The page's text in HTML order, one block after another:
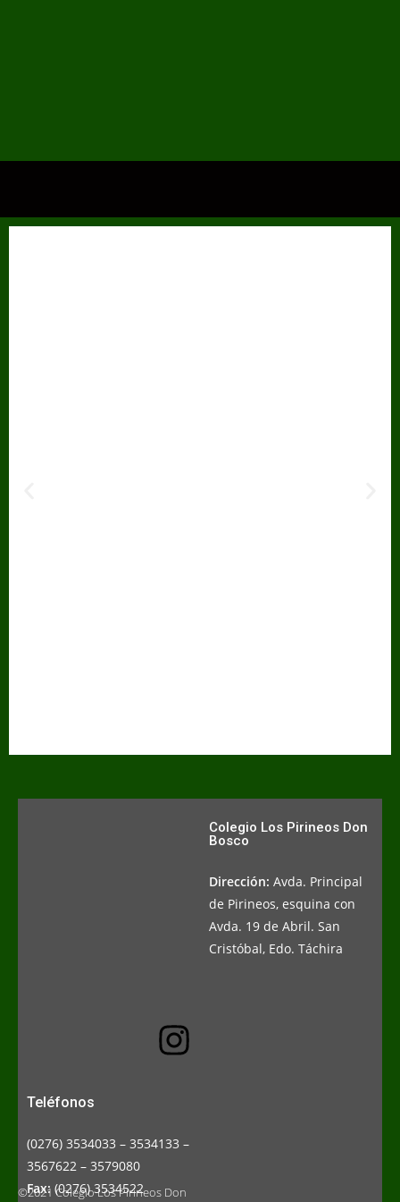
Colegio Los Pirineos Don
Bosco
Dirección: Avda. Principal
de Pirineos, esquina con
Avda. 19 de Abril. San
Cristóbal, Edo. Táchira
Teléfonos
(0276) 3534033 – 3534133 –
3567622 – 3579080
Fax: (0276) 3534522
©2021 Colegio Los Pirineos Don